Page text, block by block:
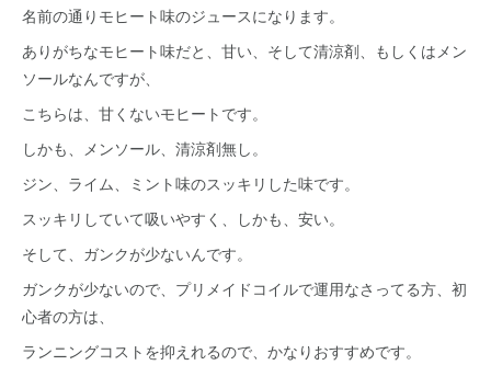
名前の通りモヒート味のジュースになります。
ありがちなモヒート味だと、甘い、そして清涼剤、もしくはメン
ソールなんですが、
こちらは、甘くないモヒートです。
しかも、メンソール、清涼剤無し。
ジン、ライム、ミント味のスッキリした味です。
スッキリしていて吸いやすく、しかも、安い。
そして、ガンクが少ないんです。
ガンクが少ないので、プリメイドコイルで運用なさってる方、初
心者の方は、
ランニングコストを抑えれるので、かなりおすすめです。